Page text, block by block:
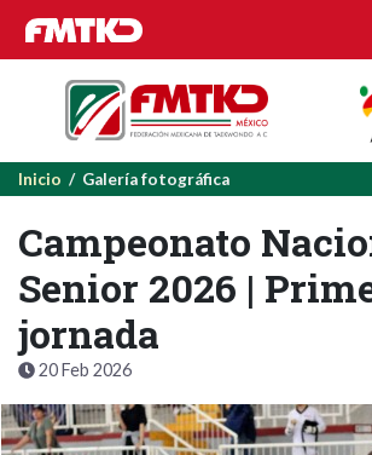
Inicio / Galería fotográfica
Campeonato
Senior 2026 |
jornada
20 Feb 2026